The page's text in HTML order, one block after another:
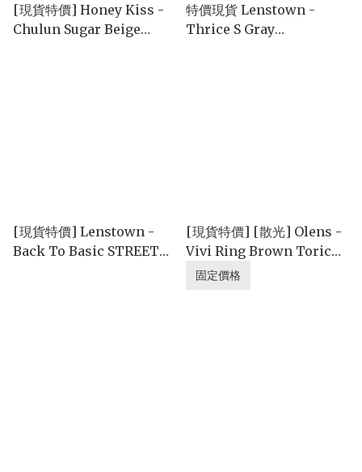
[現貨特價] Honey Kiss -
Chulun Sugar Beige
特價現貨 Lenstown -
Thrice S Gray
[現貨特價] Lenstown -
Back To Basic STREET
[現貨特價] [散光] Olens -
Vivi Ring Brown Toric
(1month/1P)
固定價格